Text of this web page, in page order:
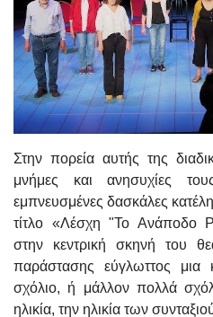
Στην πορεία αυτής της
μνήμες και ανησυχίες
εμπνευσμένες δασκάλες
τίτλο «Λέσχη "Το Ανάποδο
στην κεντρική σκηνή του
παράστασης εύγλωττος μια
σχόλιο, ή μάλλον πολλά
ηλικία, την ηλικία των